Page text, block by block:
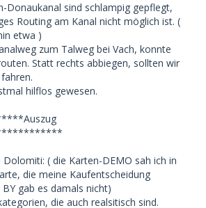
Donaukanal sind schlampig gepflegt,
Routing am Kanal nicht möglich ist. (
etwa )
zum Talweg bei Vach, konnte
Statt rechts abbiegen, sollten wir
hilflos gewesen.
( die Karten-DEMO sah ich in
die meine Kaufentscheidung
gab es damals nicht)
die auch realsitisch sind.